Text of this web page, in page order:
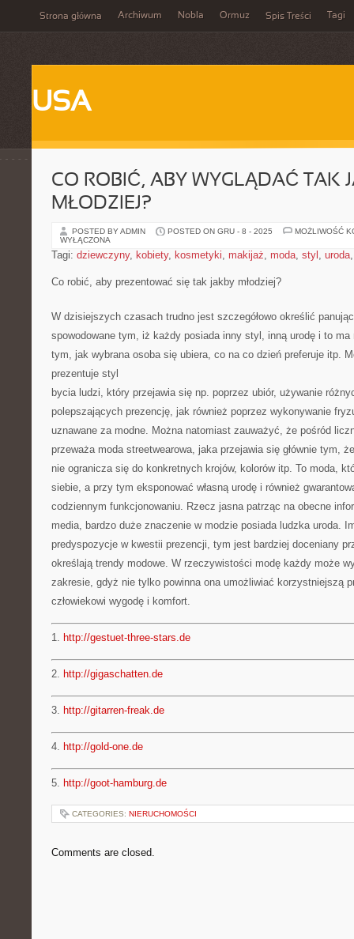
Strona główna Archiwum Nobla Ormuz Spis Treści Tagi
USA
CO ROBIĆ, ABY WYGLĄDAĆ TAK
MŁODZIEJ?
POSTED BY ADMIN POSTED ON GRU - 8 - 2025
MOŻLIWOŚĆ
WYŁĄCZONA
Tagi: dziewczyny, kobiety, kosmetyki, makijaż, moda, styl , uroda
Co robić, aby prezentować się tak jakby młodziej?
W dzisiejszych czasach trudno jest szczegółowo określić
spowodowane tym, iż każdy posiada inny styl, inną urodę i to
tym, jak wybrana osoba się ubiera, co na co dzień preferuje itp.
prezentuje styl
bycia ludzi, który przejawia się np. poprzez ubiór, używanie
polepszających prezencję, jak również poprzez wykonywanie
uznawane za modne. Można natomiast zauważyć, że pośród
przeważa moda streetwearowa, jaka przejawia się głównie tym,
nie ogranicza się do konkretnych krojów, kolorów itp. To moda,
siebie, a przy tym eksponować własną urodę i również
codziennym funkcjonowaniu. Rzecz jasna patrząc na obecne
media, bardzo duże znaczenie w modzie posiada ludzka uroda.
predyspozycje w kwestii prezencji, tym jest bardziej doceniany
określają trendy modowe. W rzeczywistości modę każdy może
zakresie, gdyż nie tylko powinna ona umożliwiać korzystniejszą
człowiekowi wygodę i komfort.
1. http://gestuet-three-stars.de
2. http://gigaschatten.de
3. http://gitarren-freak.de
4. http://gold-one.de
5. http://goot-hamburg.de
CATEGORIES: NIERUCHOMOŚCI
Comments are closed.